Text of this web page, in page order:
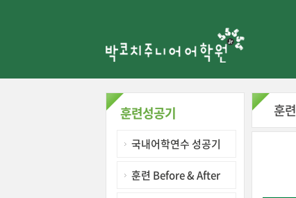
훈련성공기
국내어학연수 성공기
훈련 Before & After
훈